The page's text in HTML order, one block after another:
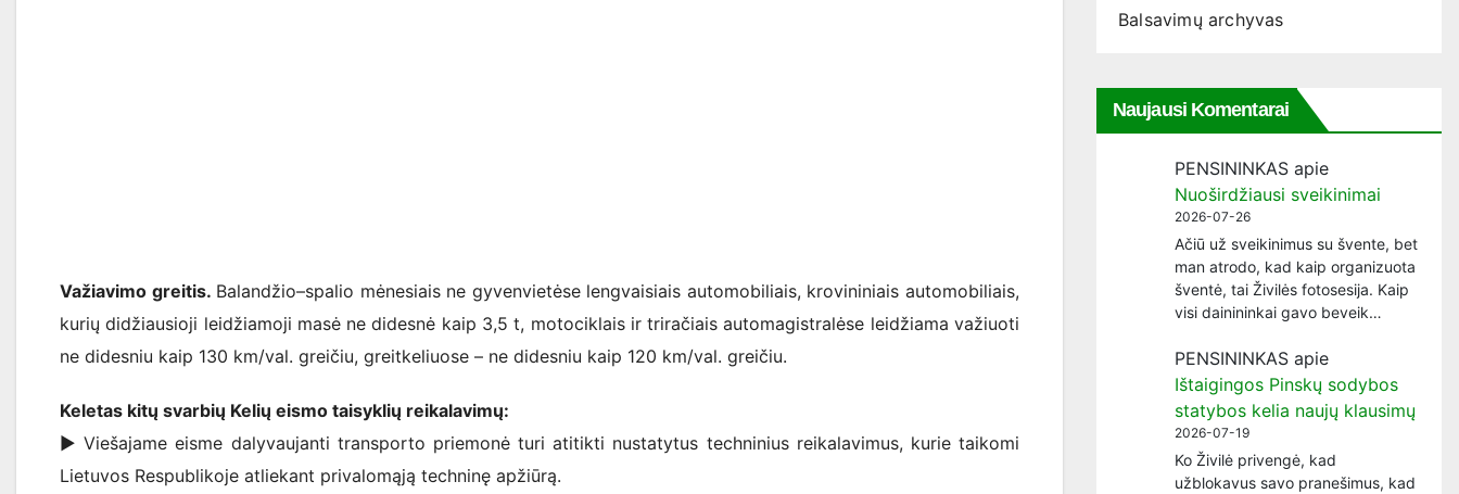
Važiavimo greitis. Balandžio–spalio mėnesiais ne gyvenvietėse lengvaisiais automobiliais, krovininiais automobiliais,
kurių didžiausioji leidžiamoji masė ne didesnė kaip 3,5 t, motociklais ir triračiais automagistralėse leidžiama važiuoti
ne didesniu kaip 130 km/val. greičiu, greitkeliuose – ne didesniu kaip 120 km/val. greičiu.
Keletas kitų svarbių Kelių eismo taisyklių reikalavimų:
► Viešajame eisme dalyvaujanti transporto priemonė turi atitikti nustatytus techninius reikalavimus, kurie taikomi
Lietuvos Respublikoje atliekant privalomąją techninę apžiūrą.
Balsavimų archyvas
Naujausi Komentarai
PENSININKAS apie
Nuoširdžiausi sveikinimai
2026-07-26
Ačiū už sveikinimus su švente, bet
man atrodo, kad kaip organizuota
šventė, tai Živilės fotosesija. Kaip
visi dainininkai gavo beveik…
PENSININKAS apie
Ištaigingos Pinskų sodybos
statybos kelia naujų klausimų
2026-07-19
Ko Živilė privengė, kad
užblokavus savo pranešimus, kad